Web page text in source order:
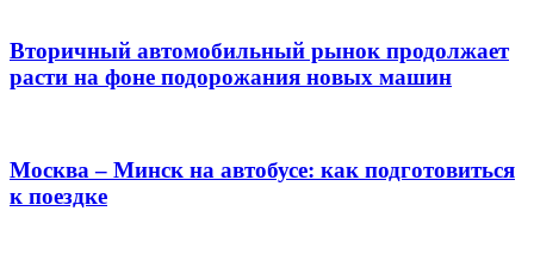
Вторичный автомобильный рынок продолжает
расти на фоне подорожания новых машин
Москва – Минск на автобусе: как подготовиться
к поездке